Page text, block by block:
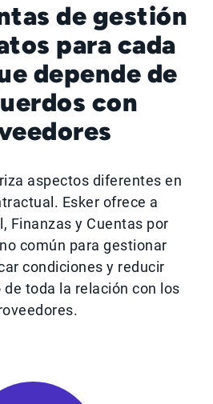
de gestión
para cada
depende de
con
aspectos diferentes en
Esker ofrece a
Finanzas y Cuentas por
común para gestionar
condiciones y reducir
de toda la relación con los